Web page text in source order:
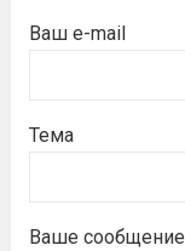
Ваш e-mail
Тема
Ваше сообщение